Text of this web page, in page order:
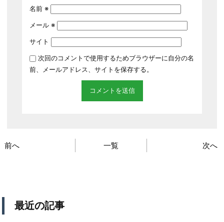
名前 ※
メール ※
サイト
次回のコメントで使用するためブラウザーに自分の名
前、メールアドレス、サイトを保存する。
前へ 一覧 次へ
最近の記事